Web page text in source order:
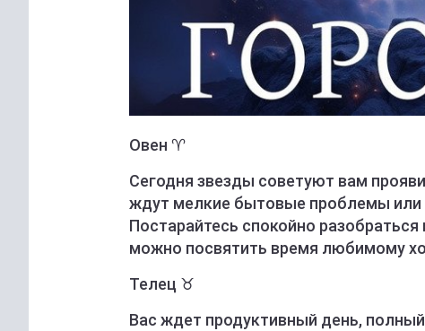
Овен ♈️
Сегодня звезды советуют вам
ждут мелкие бытовые проблемы
Постарайтесь спокойно
можно посвятить время любимому
Телец ♉️
Вас ждет продуктивный день,